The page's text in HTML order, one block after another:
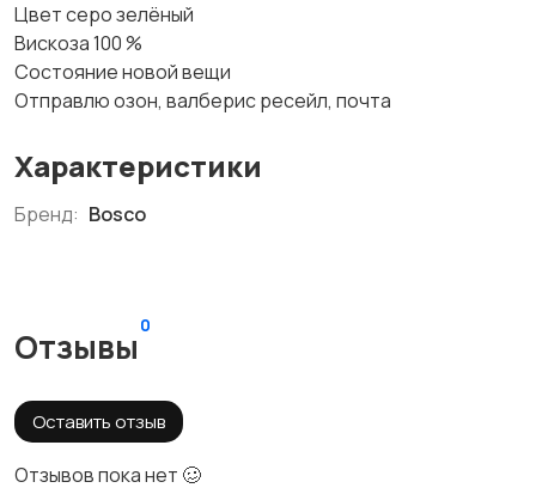
Цвет серо зелёный
Вискоза 100 %
Состояние новой вещи
Отправлю озон, валберис ресейл, почта
Характеристики
Бренд: Bosco
Отзывы
0
Оставить отзыв
Отзывов пока нет 🥴